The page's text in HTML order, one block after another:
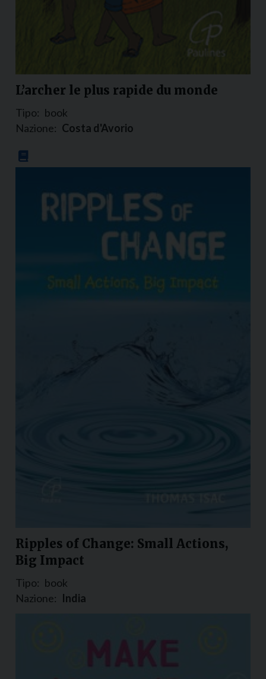
L’archer le plus rapide du monde
Tipo: book
Nazione: Costa d'Avorio
Ripples of Change: Small Actions,
Big Impact
Tipo: book
Nazione: India